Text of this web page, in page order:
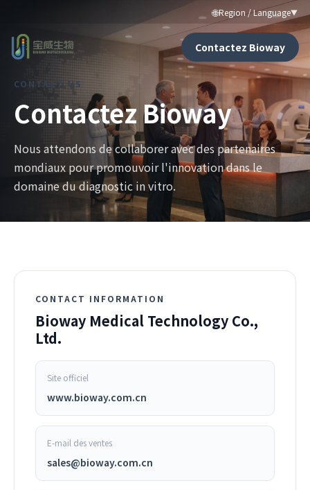
🌐Region / Language▼
Contactez Bioway
CONTACT US
Contactez Bioway
Nous attendons de collaborer avec des partenaires
mondiaux pour promouvoir l'innovation dans le
domaine du diagnostic in vitro.
CONTACT INFORMATION
Bioway Medical Technology Co.,
Ltd.
Site officiel
www.bioway.com.cn
E-mail des ventes
sales@bioway.com.cn